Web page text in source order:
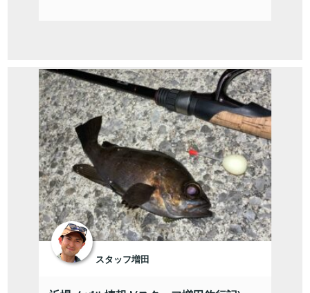
スタッフ増田